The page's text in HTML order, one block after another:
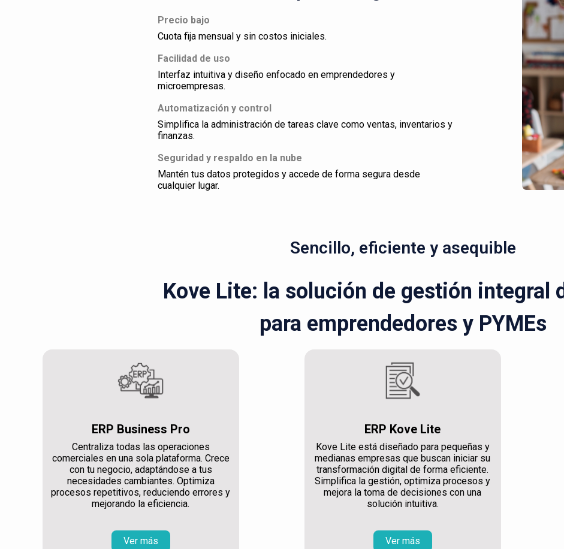
Precio bajo
Cuota fija mensual y sin costos iniciales.
Facilidad de uso
Interfaz intuitiva y diseño enfocado en emprendedores y
microempresas.
Automatización y control
Simplifica la administración de tareas clave como ventas, inventarios y
finanzas.
Seguridad y respaldo en la nube
Mantén tus datos protegidos y accede de forma segura desde
cualquier lugar.
Sencillo, eficiente y asequible
Kove Lite: la solución de gestión integral
para emprendedores y PYMEs
ERP Business Pro
Centraliza todas las operaciones
comerciales en una sola plataforma. Crece
con tu negocio, adaptándose a tus
necesidades cambiantes. Optimiza
procesos repetitivos, reduciendo errores y
mejorando la eficiencia.
Ver más
ERP Kove Lite
Kove Lite está diseñado para pequeñas y
medianas empresas que buscan iniciar su
transformación digital de forma eficiente.
Simplifica la gestión, optimiza procesos y
mejora la toma de decisiones con una
solución intuitiva.
Ver más